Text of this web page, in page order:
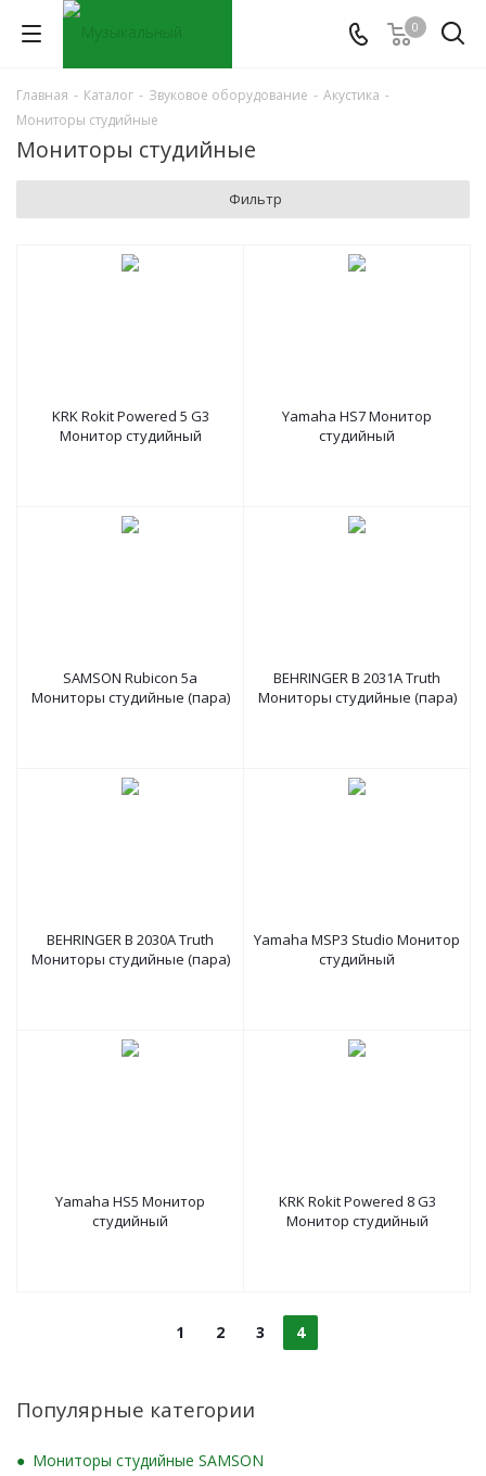
0
Главная - Каталог - Звуковое оборудование - Акустика -
Мониторы студийные
Мониторы студийные
Фильтр
KRK Rokit Powered 5 G3
Монитор студийный
Yamaha HS7 Монитор
студийный
SAMSON Rubicon 5a
Мониторы студийные (пара)
BEHRINGER B 2031A Truth
Мониторы студийные (пара)
BEHRINGER B 2030A Truth
Мониторы студийные (пара)
Yamaha MSP3 Studio Монитор
студийный
Yamaha HS5 Монитор
студийный
KRK Rokit Powered 8 G3
Монитор студийный
1 2 3 4
Популярные категории
Мониторы студийные SAMSON